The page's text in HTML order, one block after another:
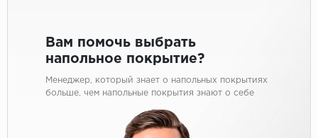
Вам помочь выбрать
напольное покрытие?
Менеджер, который знает о напольных покрытиях
больше, чем напольные покрытия знают о себе